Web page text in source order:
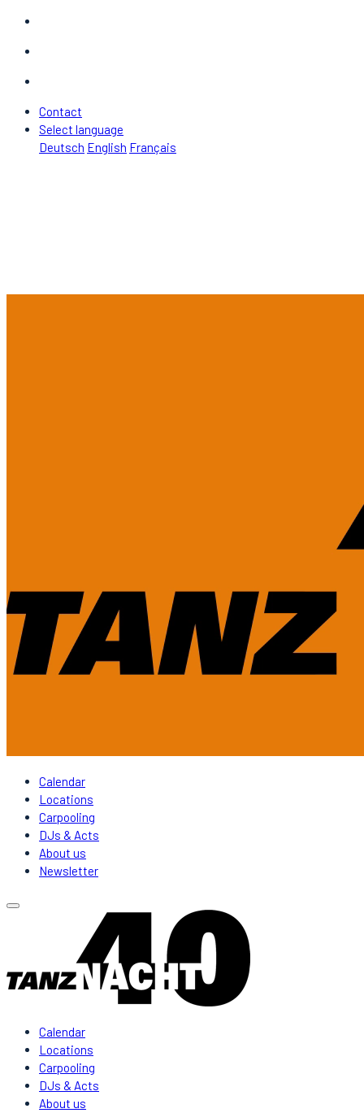
Contact
Select language
Deutsch English Français
Calendar
Locations
Carpooling
DJs & Acts
About us
Newsletter
Calendar
Locations
Carpooling
DJs & Acts
About us